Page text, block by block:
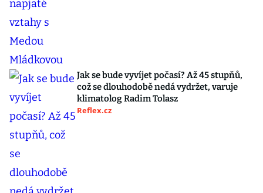
Jak se bude vyvíjet počasí? Až 45 stupňů,
což se dlouhodobě nedá vydržet, varuje
klimatolog Radim Tolasz
Reflex.cz